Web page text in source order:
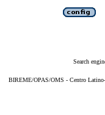
Search
BIREME/OPAS/OMS - Centro Latino-